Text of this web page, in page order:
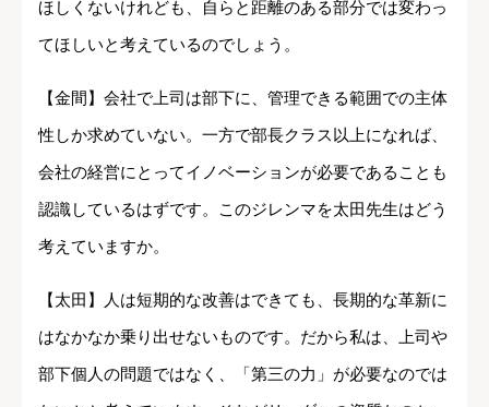
ほしくないけれども、自らと距離のある部分では変わっ
てほしいと考えているのでしょう。
【金間】会社で上司は部下に、管理できる範囲での主体
性しか求めていない。一方で部長クラス以上になれば、
会社の経営にとってイノベーションが必要であることも
認識しているはずです。このジレンマを太田先生はどう
考えていますか。
【太田】人は短期的な改善はできても、長期的な革新に
はなかなか乗り出せないものです。だから私は、上司や
部下個人の問題ではなく、「第三の力」が必要なのでは